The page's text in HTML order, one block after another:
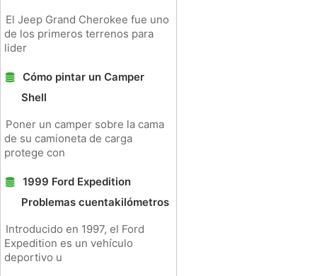
El Jeep Grand Cherokee fue uno
de los primeros terrenos para
lider
Cómo pintar un Camper
Shell
Poner un camper sobre la cama
de su camioneta de carga
protege con
1999 Ford Expedition
Problemas cuentakilómetros
Introducido en 1997, el Ford
Expedition es un vehículo
deportivo u